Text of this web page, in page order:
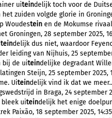
uiteindelijk toch voor de
zuiden volgde glorie in
Woudestein en de Mokumse
Groningen, 28 september 2025,
teindelijk dus niet, waardoor
leiding van Nijhuis, 25 september
bij de uiteindelijke degradant
Steijn, 25 september 2025,
Uiteindelijk vind ik dat we
in Braga, 24 september
bleek uiteindelijk het enige
Paixão, 18 september 2025,